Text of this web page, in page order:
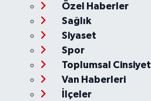
Özel Haberler
Sağlık
Siyaset
Spor
Toplumsal Cinsiyet
Van Haberleri
İlçeler